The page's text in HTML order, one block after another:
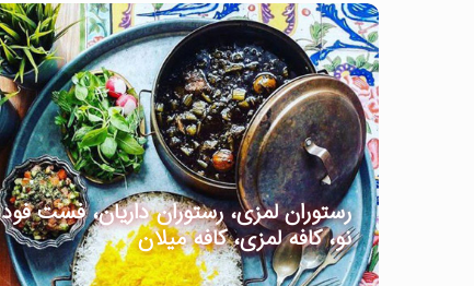
رستوران لمزی، رستوران داریان، فست فود
نو، کافه لمزی، کافه میلان